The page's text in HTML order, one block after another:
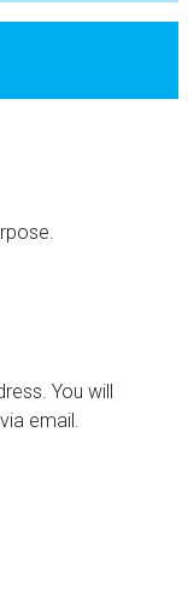
You will
email.